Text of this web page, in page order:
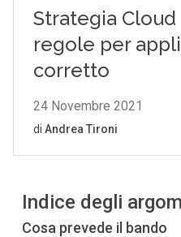
Indice degli
Cosa prevede il bando